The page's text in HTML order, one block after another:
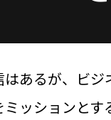
あるが、ビ
ミッションと